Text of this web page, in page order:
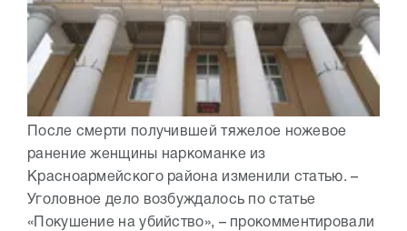
После смерти получившей тяжелое ножевое
ранение женщины наркоманке из
Красноармейского района изменили статью. –
Уголовное дело возбуждалось по статье
«Покушение на убийство», – прокомментировали